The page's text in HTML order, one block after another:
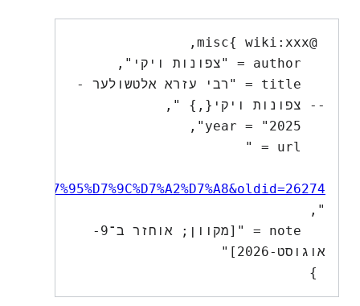
   title = "רבי עזרא אלטשולער -
   note = "[מקוון; אוחזר ב־9-